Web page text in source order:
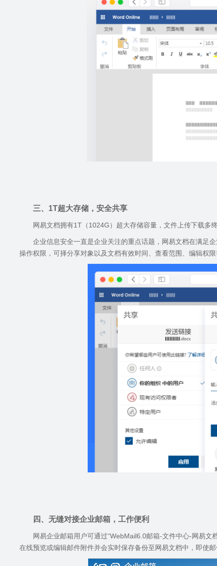
三、 1T超大存储，安全共享
网易文档拥有1T （1024G）超大存储容量，文件上传下载多
企业信息安全一直是企业关注的重点话题，网易文档在满足
操作权限，可择分享对象以及文档有效时间、查看范围、编辑权
四、无缝对接企业邮箱，工作便利
网易企业邮箱用户可通过“WebMail6.0邮箱-文件中心-网易文
在线预览或编辑邮件附件并会实时保存备份至网易文档中，即使